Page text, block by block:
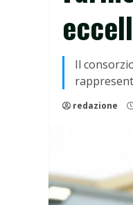
Il
redazione